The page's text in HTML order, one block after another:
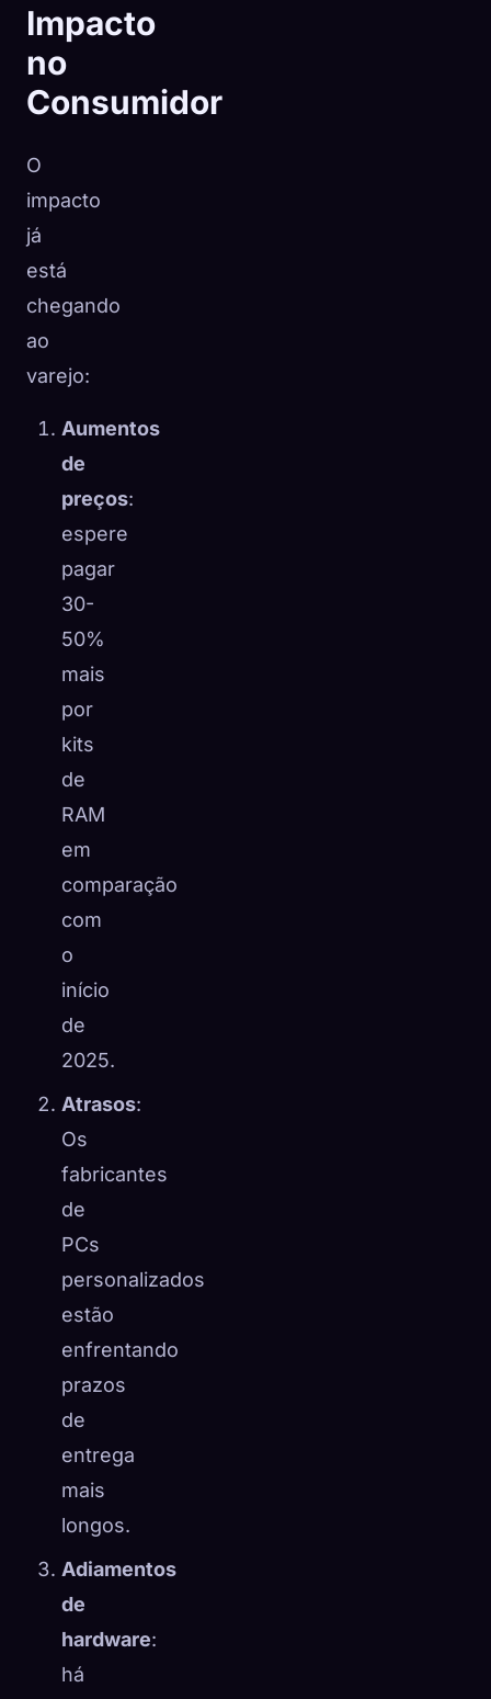
Impacto
no
Consumidor
O
impacto
já
está
chegando
ao
varejo:
Aumentos
de
preços:
espere
pagar
30-
50%
mais
por
kits
de
RAM
em
comparação
com
o
início
de
2025.
Atrasos:
Os
fabricantes
de
PCs
personalizados
estão
enfrentando
prazos
de
entrega
mais
longos.
Adiamentos
de
hardware:
há